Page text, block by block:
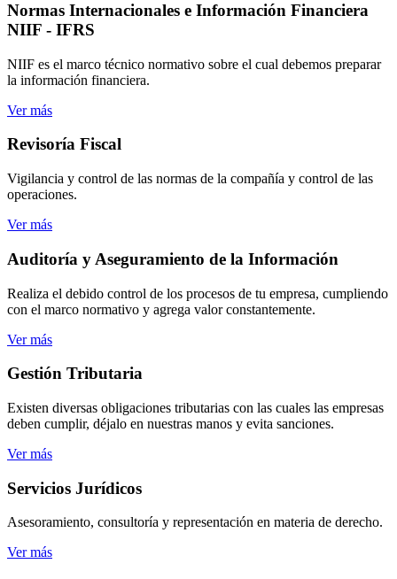
Normas Internacionales e Información Financiera
NIIF - IFRS
NIIF es el marco técnico normativo sobre el cual debemos preparar
la información financiera.
Ver más
Revisoría Fiscal
Vigilancia y control de las normas de la compañía y control de las
operaciones.
Ver más
Auditoría y Aseguramiento de la Información
Realiza el debido control de los procesos de tu empresa, cumpliendo
con el marco normativo y agrega valor constantemente.
Ver más
Gestión Tributaria
Existen diversas obligaciones tributarias con las cuales las empresas
deben cumplir, déjalo en nuestras manos y evita sanciones.
Ver más
Servicios Jurídicos
Asesoramiento, consultoría y representación en materia de derecho.
Ver más